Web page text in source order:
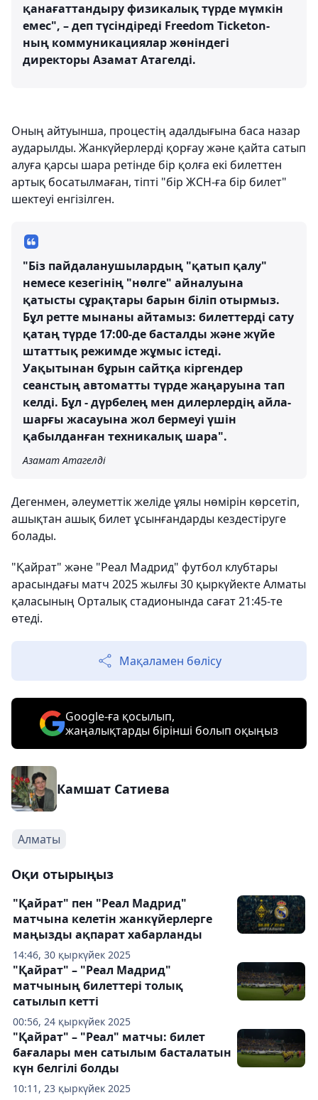
қанағаттандыру физикалық түрде мүмкін
емес", – деп түсіндіреді Freedom Ticketon-
ның коммуникациялар жөніндегі
директоры Азамат Атагелді.
Оның айтуынша, процестің адалдығына баса назар
аударылды. Жанкүйерлерді қорғау және қайта сатып
алуға қарсы шара ретінде бір қолға екі билеттен
артық босатылмаған, тіпті "бір ЖСН-ға бір билет"
шектеуі енгізілген.
"Біз пайдаланушылардың "қатып қалу"
немесе кезегінің "нөлге" айналуына
қатысты сұрақтары барын біліп отырмыз.
Бұл ретте мынаны айтамыз: билеттерді сату
қатаң түрде 17:00-де басталды және жүйе
штаттық режимде жұмыс істеді.
Уақытынан бұрын сайтқа кіргендер
сеанстың автоматты түрде жаңаруына тап
келді. Бұл - дүрбелең мен дилерлердің айла-
шарғы жасауына жол бермеуі үшін
қабылданған техникалық шара".
Азамат Атагелді
Дегенмен, әлеуметтік желіде ұялы нөмірін көрсетіп,
ашықтан ашық билет ұсынғандарды кездестіруге
болады.
"Қайрат" және "Реал Мадрид" футбол клубтары
арасындағы матч 2025 жылғы 30 қыркүйекте Алматы
қаласының Орталық стадионында сағат 21:45-те
өтеді.
Мақаламен бөлісу
Google-ға қосылып,
жаңалықтарды бірінші болып оқыңыз
Камшат Сатиева
Алматы
Оқи отырыңыз
14:46, 30 қыркүйек 2025
"Қайрат" пен "Реал Мадрид"
матчына келетін жанкүйерлерге
маңызды ақпарат хабарланды
00:56, 24 қыркүйек 2025
"Қайрат" – "Реал Мадрид"
матчының билеттері толық
сатылып кетті
10:11, 23 қыркүйек 2025
"Қайрат" – "Реал" матчы: билет
бағалары мен сатылым басталатын
күн белгілі болды